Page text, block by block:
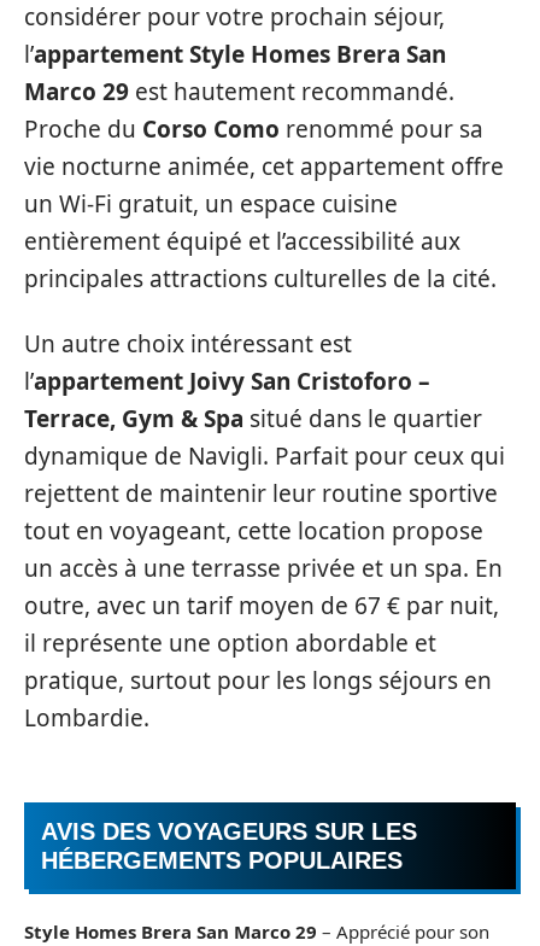
considérer pour votre prochain séjour,
l’appartement Style Homes Brera San
Marco 29 est hautement recommandé.
Proche du Corso Como renommé pour sa
vie nocturne animée, cet appartement offre
un Wi-Fi gratuit, un espace cuisine
entièrement équipé et l’accessibilité aux
principales attractions culturelles de la cité.
Un autre choix intéressant est
l’appartement Joivy San Cristoforo –
Terrace, Gym & Spa situé dans le quartier
dynamique de Navigli. Parfait pour ceux qui
rejettent de maintenir leur routine sportive
tout en voyageant, cette location propose
un accès à une terrasse privée et un spa. En
outre, avec un tarif moyen de 67 € par nuit,
il représente une option abordable et
pratique, surtout pour les longs séjours en
Lombardie.
AVIS DES VOYAGEURS SUR LES
HÉBERGEMENTS POPULAIRES
Style Homes Brera San Marco 29 – Apprécié pour son